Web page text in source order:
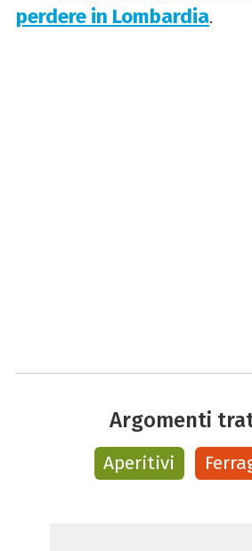
perdere in Lombardia.
Argomenti
Aperitivi